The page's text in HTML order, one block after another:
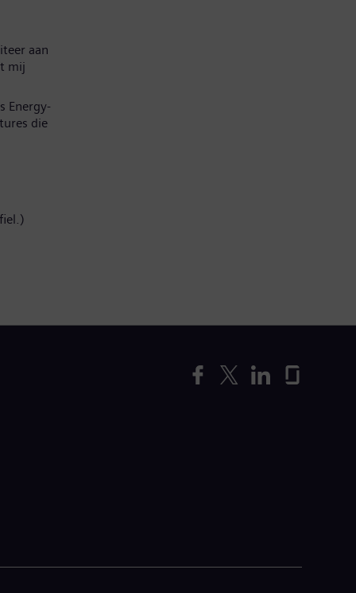
aan
mij
Energy-
die